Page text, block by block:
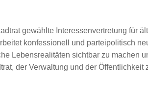
gewählte Interessenvertretung für
konfessionell und parteipolitisch
Lebensrealitäten sichtbar zu machen
der Verwaltung und der Öffentlichkeit